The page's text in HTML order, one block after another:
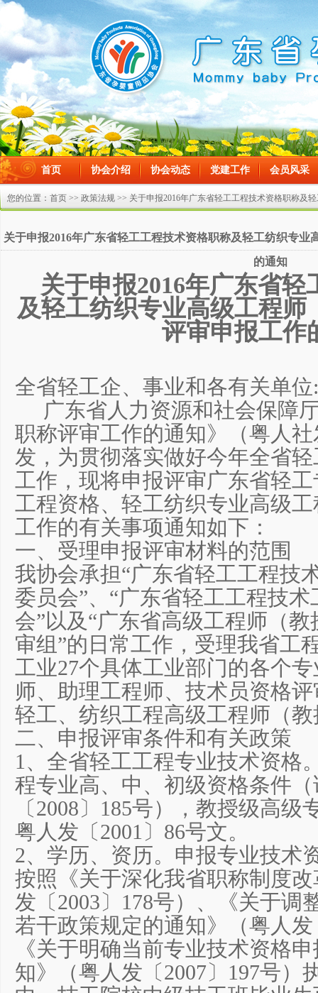
首页 协会介绍 协会动态 党建工作 会员风采
在线留言
您的位置： 首页 >> 政策法规 >> 关于申报2016年广东省轻工工程技术资格职称及
关于申报2016年广东省轻工工程技术资格职称及轻工纺织专
的通知
关于申报2016年广东省
及轻工纺织专业高级工程师
评审申报工作
全省轻工企、事业和各有关单位:
广东省人力资源和社会保障
职称评审工作的通知》（粤人
发，为贯彻落实做好今年全省
工作，现将申报评审广东省轻
工程资格、轻工纺织专业高级
工作的有关事项通知如下：
一、受理申报评审材料的范围
我协会承担“广东省轻工工程技
委员会”、“广东省轻工工程技
会”以及“广东省高级工程师（
审组”的日常工作，受理我省工
工业27个具体工业部门的各个
师、助理工程师、技术员资格
轻工、纺织工程高级工程师（
二、申报评审条件和有关政策
1、全省轻工工程专业技术资格
程专业高、中、初级资格条件
〔2008〕185号），教授级高
粤人发〔2001〕86号文。
2、学历、资历。申报专业技术
按照《关于深化我省职称制度
发〔2003〕178号）、《关于调
若干政策规定的通知》（粤人发
《关于明确当前专业技术资格
知》（粤人发〔2007〕197号）